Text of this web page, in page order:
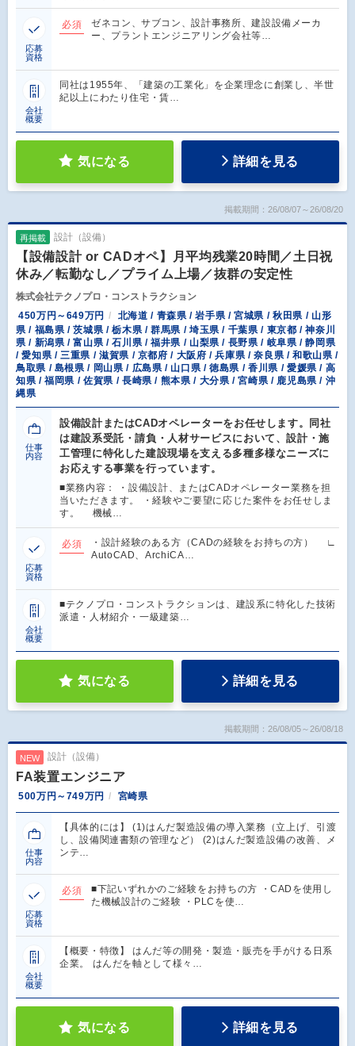
応募
資格
必須
ゼネコン、サブコン、設計事務所、建設設備メーカ
ー、プラントエンジニアリング会社等…
会社
概要
同社は1955年、「建築の工業化」を企業理念に創業し、半世
紀以上にわたり住宅・賃…
気になる 詳細を見る
掲載期間：26/08/07～26/08/20
再掲載 設計（設備）
【設備設計 or CADオペ】月平均残業20時間／土日祝
休み／転勤なし／プライム上場／抜群の安定性
株式会社テクノプロ・コンストラクション
450万円～649万円
北海道 / 青森県 / 岩手県 / 宮城県 / 秋田県 / 山形
県 / 福島県 / 茨城県 / 栃木県 / 群馬県 / 埼玉県 / 千葉県 / 東京都 / 神奈川
県 / 新潟県 / 富山県 / 石川県 / 福井県 / 山梨県 / 長野県 / 岐阜県 / 静岡県
/ 愛知県 / 三重県 / 滋賀県 / 京都府 / 大阪府 / 兵庫県 / 奈良県 / 和歌山県 /
鳥取県 / 島根県 / 岡山県 / 広島県 / 山口県 / 徳島県 / 香川県 / 愛媛県 / 高
知県 / 福岡県 / 佐賀県 / 長崎県 / 熊本県 / 大分県 / 宮崎県 / 鹿児島県 / 沖
縄県
仕事
内容
設備設計またはCADオペレーターをお任せします。同社
は建設系受託・請負・人材サービスにおいて、設計・施
工管理に特化した建設現場を支える多種多様なニーズに
お応えする事業を行っています。
■業務内容： ・設備設計、またはCADオペレーター業務を担
当いただきます。 ・経験やご要望に応じた案件をお任せしま
す。 機械…
応募
資格
必須
・設計経験のある方（CADの経験をお持ちの方） ∟
AutoCAD、ArchiCA…
会社
概要
■テクノプロ・コンストラクションは、建設系に特化した技術
派遣・人材紹介・一級建築…
気になる 詳細を見る
掲載期間：26/08/05～26/08/18
NEW 設計（設備）
FA装置エンジニア
500万円～749万円 宮崎県
仕事
内容
【具体的には】 (1)はんだ製造設備の導入業務（立上げ、引渡
し、設備関連書類の管理など） (2)はんだ製造設備の改善、メ
ンテ…
応募
資格
必須
■下記いずれかのご経験をお持ちの方 ・CADを使用し
た機械設計のご経験 ・PLCを使…
会社
概要
【概要・特徴】 はんだ等の開発・製造・販売を手がける日系
企業。 はんだを軸として様々…
気になる 詳細を見る